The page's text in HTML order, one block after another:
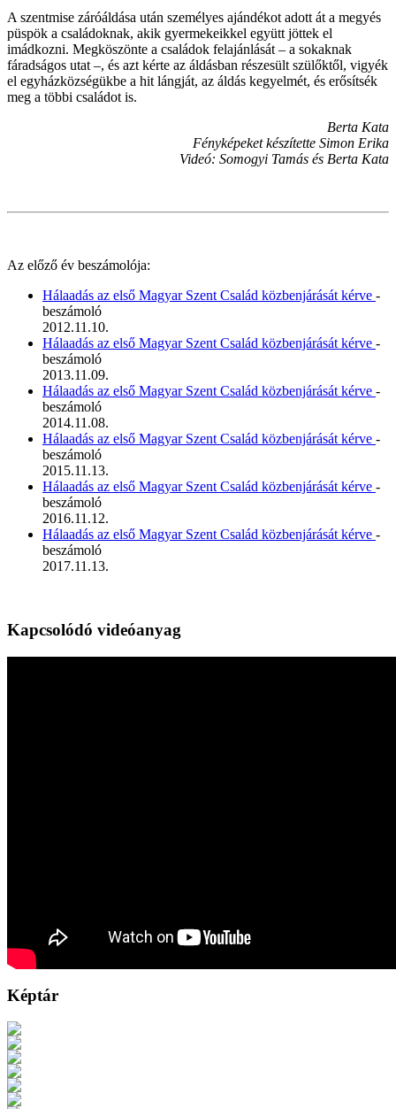
A szentmise záróáldása után személyes ajándékot adott át a megyés
püspök a családoknak, akik gyermekeikkel együtt jöttek el
imádkozni. Megköszönte a családok felajánlását – a sokaknak
fáradságos utat –, és azt kérte az áldásban részesült szülőktől, vigyék
el egyházközségükbe a hit lángját, az áldás kegyelmét, és erősítsék
meg a többi családot is.
Berta Kata
Fényképeket készítette Simon Erika
Videó: Somogyi Tamás és Berta Kata
Az előző év beszámolója:
Hálaadás az első Magyar Szent Család közbenjárását kérve -
beszámoló
2012.11.10.
Hálaadás az első Magyar Szent Család közbenjárását kérve -
beszámoló
2013.11.09.
Hálaadás az első Magyar Szent Család közbenjárását kérve -
beszámoló
2014.11.08.
Hálaadás az első Magyar Szent Család közbenjárását kérve -
beszámoló
2015.11.13.
Hálaadás az első Magyar Szent Család közbenjárását kérve -
beszámoló
2016.11.12.
Hálaadás az első Magyar Szent Család közbenjárását kérve -
beszámoló
2017.11.13.
Kapcsolódó videóanyag
Képtár